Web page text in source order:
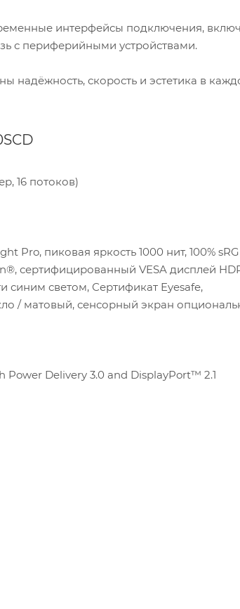
интерфейсы подключения,
с периферийными устройствами.
надёжность, скорость и эстетика в
16 потоков)
Pro, пиковая яркость 1000 нит, 100%
сертифицированный VESA дисплей
синим светом, Сертификат Eyesafe,
/ матовый, сенсорный экран
Delivery 3.0 and DisplayPort™ 2.1